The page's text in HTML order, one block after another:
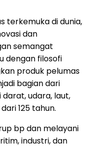
terkemuka di dunia,
dan
semangat
dengan filosofi
produk pelumas
bagian dari
udara, laut,
125 tahun.
bp dan melayani
industri, dan